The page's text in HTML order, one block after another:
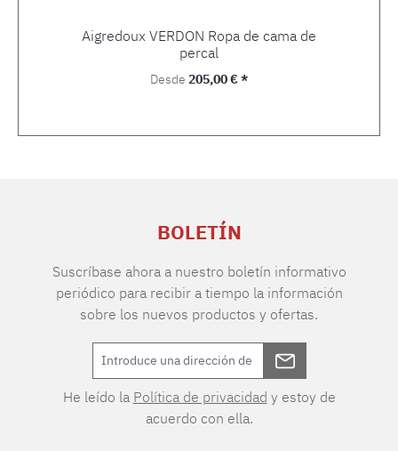
Aigredoux VERDON Ropa de cama de
percal
Precio normal:
Desde 205,00 € *
BOLETÍN
Suscríbase ahora a nuestro boletín informativo
periódico para recibir a tiempo la información
sobre los nuevos productos y ofertas.
He leído la Política de privacidad y estoy de
acuerdo con ella.